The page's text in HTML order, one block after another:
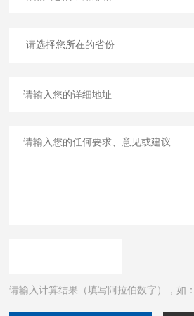
请输入计算结果（填写阿拉伯数字），如